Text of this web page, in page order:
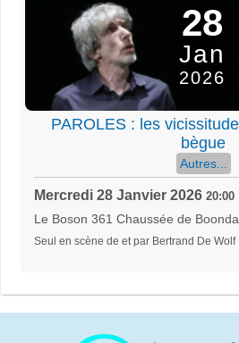
28
Jan
2026
PAROLES : les
bègue
Autres...
Mercredi 28 Janvier 2026 20:00
Le Boson 361 Chaussée de
Seul en scène de et par Bertrand De Wolf